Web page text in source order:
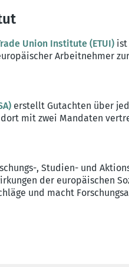
Union Institute (ETUI) ist
Arbeitnehmer
erstellt Gutachten über
dort mit zwei Mandaten
, Studien- und
der europäischen
und macht